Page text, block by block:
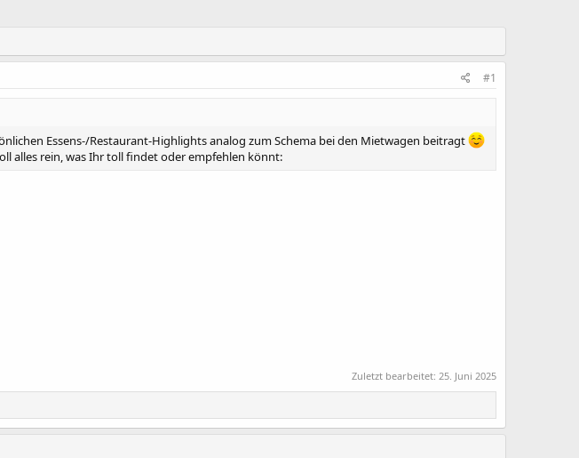
#1
Essens-/Restaurant-Highlights analog zum Schema bei den Mietwagen beitragt
alles rein, was Ihr toll findet oder empfehlen könnt:
Zuletzt bearbeitet: 25. Juni 2025